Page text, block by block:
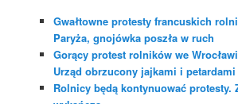
Gwałtowne protesty francuskich
Paryża, gnojówka poszła w ruch
Gorący protest rolników we
Urząd obrzucony jajkami i petardami
Rolnicy będą kontynuować protesty.